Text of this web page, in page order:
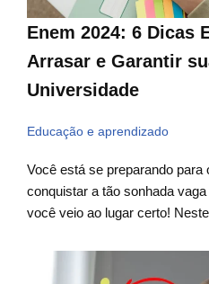
Enem 2024: 6 Dicas
Arrasar e Garantir
Universidade
Educação e aprendizado
Você está se preparando para
conquistar a tão sonhada
você veio ao lugar certo!